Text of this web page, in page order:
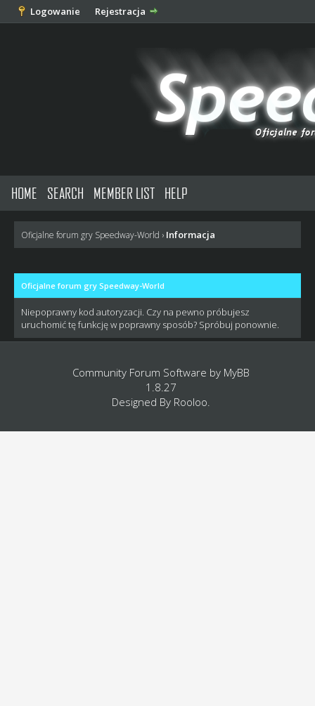
Logowanie Rejestracja
HOME SEARCH MEMBER LIST HELP
Oficjalne forum gry Speedway-World › Informacja
Oficjalne forum gry Speedway-World
Niepoprawny kod autoryzacji. Czy na pewno próbujesz
uruchomić tę funkcję w poprawny sposób? Spróbuj ponownie.
Community Forum Software by MyBB
1.8.27
Designed By Rooloo.